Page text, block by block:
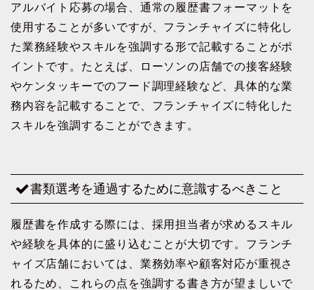
アルバイト応募の場合、通常の履歴書フォーマットを
使用することが多いですが、フランチャイズに特化し
た業務経験やスキルを強調する形で記載することがポ
イントです。たとえば、ローソンの店舗での接客経験
やケンタッキーでのフード調理経験など、具体的な業
務内容を記載することで、フランチャイズに特化した
スキルを強調することができます。
書類選考を通過するために意識するべきこと
履歴書を作成する際には、採用担当者が求めるスキル
や経験を具体的に盛り込むことが大切です。フランチ
ャイズ店舗においては、業務効率や顧客対応が重視さ
れるため、これらの点を強調する書き方が望ましいで